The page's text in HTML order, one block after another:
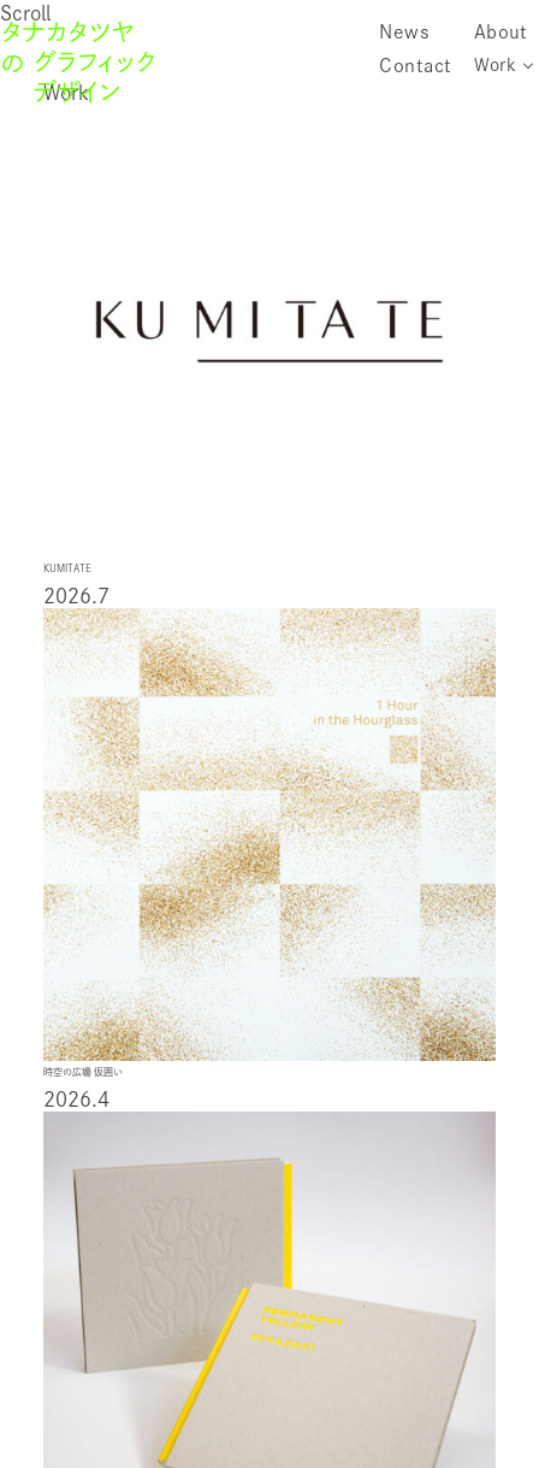
News
About
Contact
Work
Scroll
Work
KUMITATE
2026.7
時空の広場 仮囲い
2026.4